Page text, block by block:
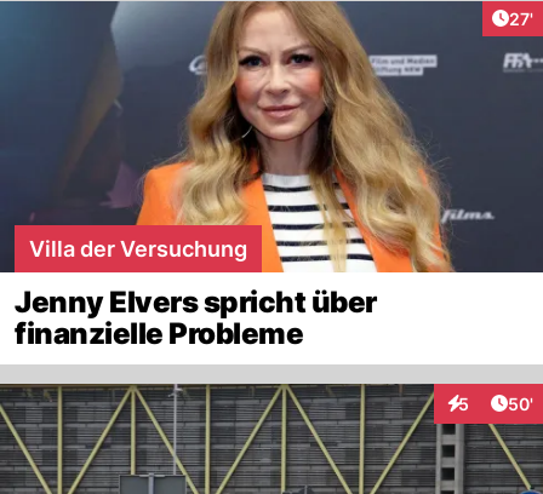
27'
Villa der Versuchung
Jenny Elvers spricht über
finanzielle Probleme
5 50'